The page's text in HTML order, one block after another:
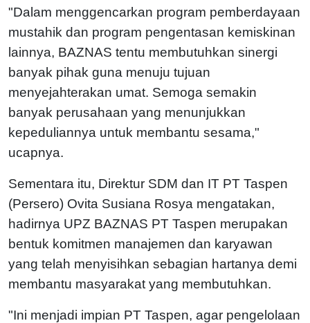
"Dalam menggencarkan program pemberdayaan
mustahik dan program pengentasan kemiskinan
lainnya, BAZNAS tentu membutuhkan sinergi
banyak pihak guna menuju tujuan
menyejahterakan umat. Semoga semakin
banyak perusahaan yang menunjukkan
kepeduliannya untuk membantu sesama,"
ucapnya.
Sementara itu, Direktur SDM dan IT PT Taspen
(Persero) Ovita Susiana Rosya mengatakan,
hadirnya UPZ BAZNAS PT Taspen merupakan
bentuk komitmen manajemen dan karyawan
yang telah menyisihkan sebagian hartanya demi
membantu masyarakat yang membutuhkan.
"Ini menjadi impian PT Taspen, agar pengelolaan